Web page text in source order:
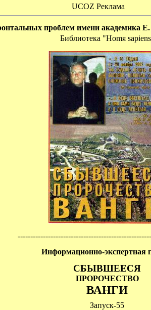
UCOZ Реклама
проблем имени академика
Библиотека "Homя
Информационно-экспертная
СБЫВШЕЕСЯ
ПРОРОЧЕСТВО
ВАНГИ
Запуск-55